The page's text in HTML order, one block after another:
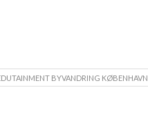
BYVANDRING KØBENHAVN